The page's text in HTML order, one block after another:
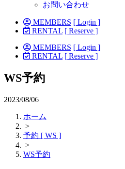
お問い合わせ
MEMBERS [ Login ]
RENTAL [ Reserve ]
MEMBERS [ Login ]
RENTAL [ Reserve ]
WS予約
2023/08/06
ホーム
>
予約 [ WS ]
>
WS予約